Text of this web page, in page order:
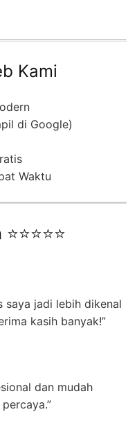
Kami
di Google)
Waktu
saya jadi lebih dikenal
kasih banyak!”
dan mudah